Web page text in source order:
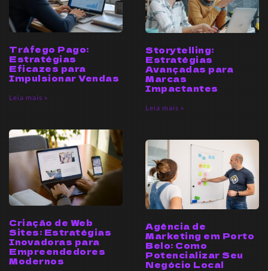
Tráfego Pago:
Estratégias
Eficazes para
Impulsionar Vendas
Leia mais »
Storytelling:
Estratégias
Avançadas para
Marcas
Impactantes
Leia mais »
Criação de Web
Sites: Estratégias
Inovadoras para
Empreendedores
Modernos
Agência de
Marketing em Porto
Belo: Como
Potencializar Seu
Negócio Local